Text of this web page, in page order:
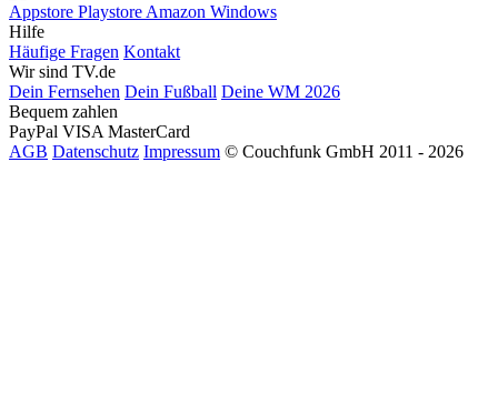
Appstore Playstore Amazon Windows
Hilfe
Häufige Fragen Kontakt
Wir sind TV.de
Dein Fernsehen Dein Fußball Deine WM 2026
Bequem zahlen
PayPal VISA MasterCard
AGB Datenschutz Impressum © Couchfunk GmbH 2011 - 2026